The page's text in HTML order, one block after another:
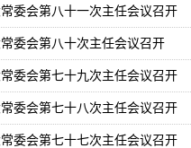
委会第八十一次主任会议召开
委会第八十次主任会议召开
委会第七十九次主任会议召开
委会第七十八次主任会议召开
委会第七十七次主任会议召开